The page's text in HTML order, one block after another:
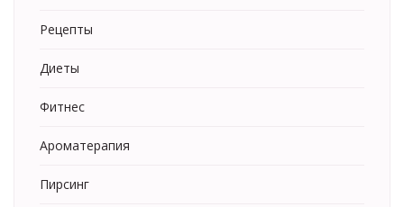
Рецепты
Диеты
Фитнес
Ароматерапия
Пирсинг